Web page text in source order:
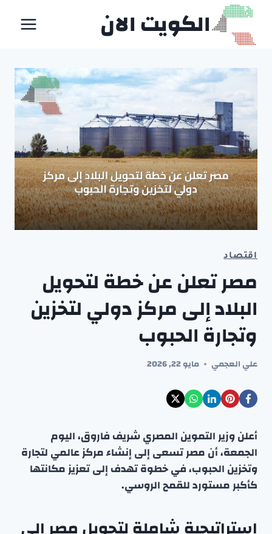
التجاوز
المحتوى
الكويت الان
اقتصاد
مصر تعلن عن خطة لتحويل
البلاد إلى مركز دولي لتخزين
وتجارة الحبوب
علي العجمي مايو 22, 2026
أعلن وزير التموين المصري شريف فاروق، اليوم
الجمعة، أن مصر تسعى إلى إنشاء مركز عالمي لتجارة
وتخزين الحبوب، في خطوة تهدف إلى تعزيز مكانتها
كأكبر مستورد للقمح الروسي.